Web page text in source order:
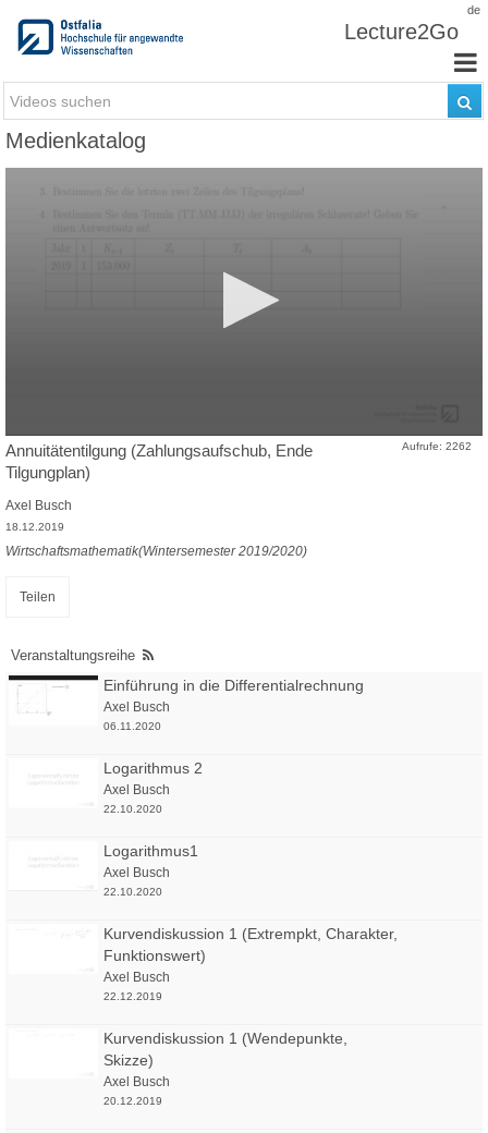
de
Lecture2Go
Medienkatalog
Aufrufe: 2262
Annuitätentilgung (Zahlungsaufschub, Ende
Tilgungplan)
Axel Busch
18.12.2019
Wirtschaftsmathematik(Wintersemester 2019/2020)
Teilen
Veranstaltungsreihe
Einführung in die Differentialrechnung
Axel Busch
06.11.2020
Logarithmus 2
Axel Busch
22.10.2020
Logarithmus1
Axel Busch
22.10.2020
Kurvendiskussion 1 (Extrempkt, Charakter,
Funktionswert)
Axel Busch
22.12.2019
Kurvendiskussion 1 (Wendepunkte,
Skizze)
Axel Busch
20.12.2019